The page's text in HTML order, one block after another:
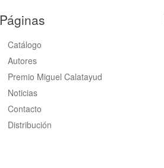
Páginas
Catálogo
Autores
Premio Miguel Calatayud
Noticias
Contacto
Distribución